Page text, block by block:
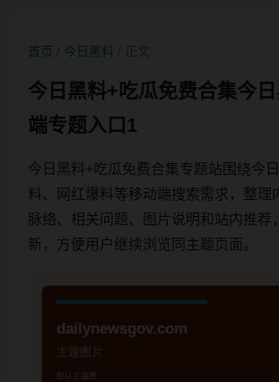
首页 今日黑料
今日黑料+吃瓜免费合集今
端专题入口1
今日黑料+吃瓜免费合集专题站围绕今
料、网红爆料等移动端搜索需求，整理
脉络、相关问题、图片说明和站内推荐
新，方便用户继续浏览同主题页面。